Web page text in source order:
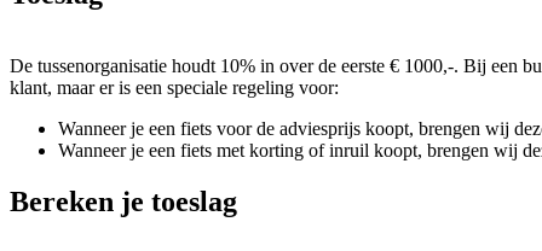
De tussenorganisatie houdt 10% in over de eerste € 1000,-. Bij een
klant, maar er is een speciale regeling voor:
Wanneer je een fiets voor de adviesprijs koopt, brengen wij
Wanneer je een fiets met korting of inruil koopt, brengen wij
Bereken je toeslag